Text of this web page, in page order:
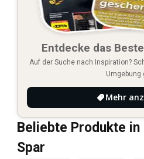
Entdecke das
Auf der Suche nach Inspiration?
Umgebung
Mehr
Beliebte Produkte
Spar